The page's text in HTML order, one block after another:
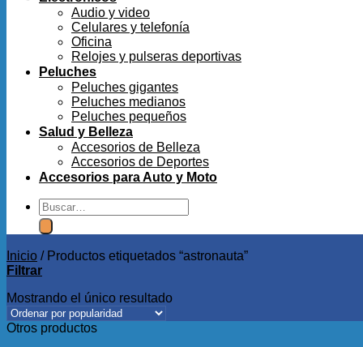
Audio y video
Celulares y telefonía
Oficina
Relojes y pulseras deportivas
Peluches
Peluches gigantes
Peluches medianos
Peluches pequeños
Salud y Belleza
Accesorios de Belleza
Accesorios de Deportes
Accesorios para Auto y Moto
Buscar
por:
Inicio /Productos etiquetados “astronauta”
Filtrar
Mostrando el único resultado
Otros productos